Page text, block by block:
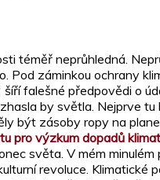
téměř neprůhledná.
Pod záminkou ochrany
šíří falešné předpovědi o
by světla. Nejprve
být zásoby ropy na
pro výzkum dopadů
světa. V mém
revoluce.